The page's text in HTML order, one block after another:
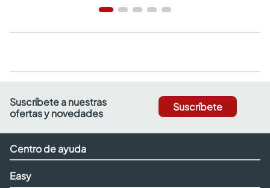
Suscríbete a nuestras
ofertas y novedades
Suscríbete
Centro de ayuda
Easy